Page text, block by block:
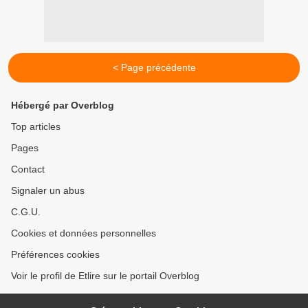
< Page précédente
Hébergé par Overblog
Top articles
Pages
Contact
Signaler un abus
C.G.U.
Cookies et données personnelles
Préférences cookies
Voir le profil de Etlire sur le portail Overblog